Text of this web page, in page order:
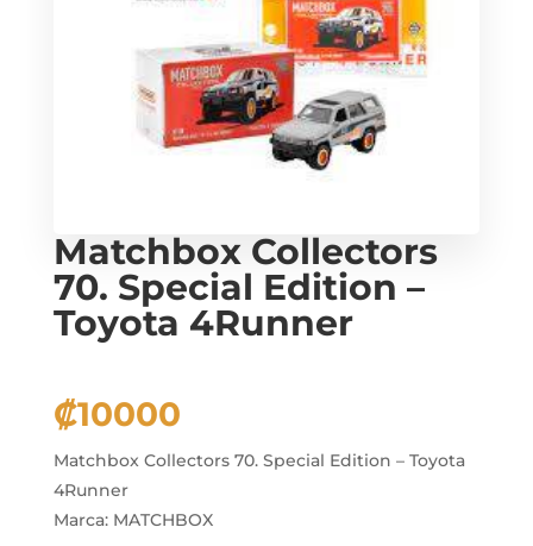
Matchbox Collectors
70. Special Edition –
Toyota 4Runner
₡10000
Matchbox Collectors 70. Special Edition – Toyota
4Runner
Marca: MATCHBOX